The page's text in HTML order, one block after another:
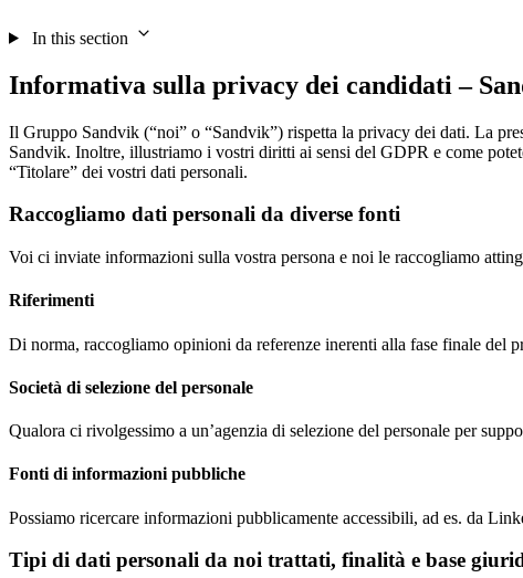
In this section
Informativa sulla privacy dei candidati –
Il Gruppo Sandvik (“noi” o “Sandvik”) rispetta la privacy dei dati. La
Sandvik. Inoltre, illustriamo i vostri diritti ai sensi del GDPR e come
“Titolare” dei vostri dati personali.
Raccogliamo dati personali da diverse fonti
Voi ci inviate informazioni sulla vostra persona e noi le raccogliamo
Riferimenti
Di norma, raccogliamo opinioni da referenze inerenti alla fase finale del
Società di selezione del personale
Qualora ci rivolgessimo a un’agenzia di selezione del personale per
Fonti di informazioni pubbliche
Possiamo ricercare informazioni pubblicamente accessibili, ad es. da
Tipi di dati personali da noi trattati, finalità e base